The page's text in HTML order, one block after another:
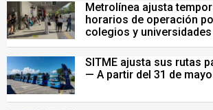
Metrolínea ajusta
horarios de operación
colegios y universidades
Metropolitana de
SITME ajusta sus rutas
— A partir del 31 de mayo